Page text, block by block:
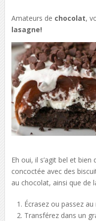
Amateurs de chocolat,
lasagne!
Eh oui, il s’agit bel et bien
concoctée avec des
au chocolat, ainsi que de
Écrasez ou passez
Transférez dans un